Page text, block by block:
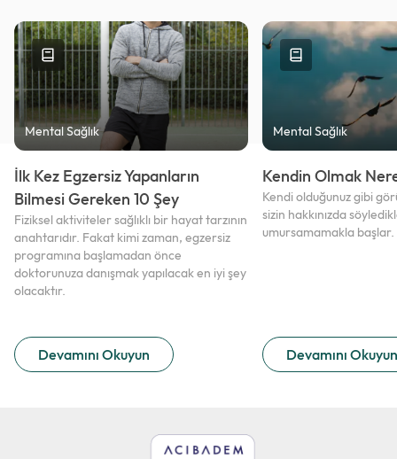
Mental Sağlık
İlk Kez Egzersiz Yapanların
Bilmesi Gereken 10 Şey
Devamını Okuyun
Fiziksel aktiviteler sağlıklı bir hayat tarzının
anahtarıdır. Fakat kimi zaman, egzersiz
programına başlamadan önce
doktorunuza danışmak yapılacak en iyi şey
olacaktır.
Mental Sağlık
Kendin Olmak
Devamını Okuyun
Kendi olduğunuz gibi
sizin hakkınızda
umursamamakla başlar.